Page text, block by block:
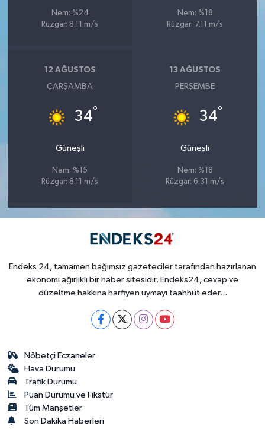
Nem: %24
Rüzgar: 8.11 m/s
Nem: %18
Rüzgar: 7.11 m/s
12 AĞUSTOS
ÇARŞAMBA
34°
Güneşli
Nem: %15
Rüzgar: 8.11 m/s
13 AĞUSTOS
PERŞEMBE
34°
Güneşli
Nem: %18
Rüzgar: 6.31 m/s
Endeks 24, tamamen bağımsız gazeteciler tarafından hazırlanan
ekonomi ağırlıklı bir haber sitesidir. Endeks24, cevap ve
düzeltme hakkına harfiyen uymayı taahhüt eder...
Nöbetçi Eczaneler
Hava Durumu
Trafik Durumu
Puan Durumu ve Fikstür
Tüm Manşetler
Son Dakika Haberleri